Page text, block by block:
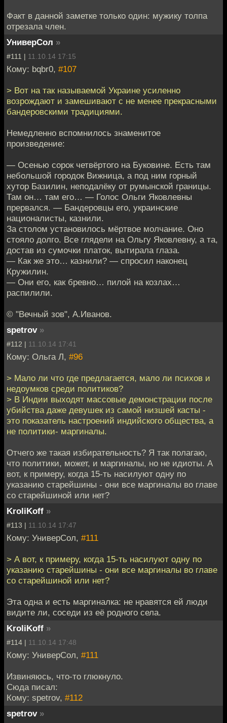
Факт в данной заметке только один: мужику толпа
отрезала член.
УниверСол »
#111 | 11.10.14 17:15
Кому: bqbr0, #107
> Вот на так называемой Украине усиленно
возрождают и замешивают с не менее прекрасными
бандеровскими традициями.
Немедленно вспомнилось знаменитое
произведение:
— Осенью сорок четвёртого на Буковине. Есть там
небольшой городок Вижница, а под ним горный
хутор Базилин, неподалёку от румынской границы.
Там он… там его… — Голос Ольги Яковлевны
прервался. — Бандеровцы его, украинские
националисты, казнили.
За столом установилось мёртвое молчание. Оно
стояло долго. Все глядели на Ольгу Яковлевну, а та,
достав из сумочки платок, вытирала глаза.
— Как же это… казнили? — спросил наконец
Кружилин.
— Они его, как бревно… пилой на козлах…
распилили.
© "Вечный зов", А.Иванов.
spetrov »
#112 | 11.10.14 17:41
Кому: Ольга Л, #96
> Мало ли что где предлагается, мало ли психов и
недоумков среди политиков?
> В Индии выходят массовые демонстрации после
убийства даже девушек из самой низшей касты -
это показатель настроений индийского общества, а
не политики- маргиналы.
Отчего же такая избирательность? Я так полагаю,
что политики, может, и маргиналы, но не идиоты. А
вот, к примеру, когда 15-ть насилуют одну по
указанию старейшины - они все маргиналы во главе
со старейшиной или нет?
KroliKoff »
#113 | 11.10.14 17:47
Кому: УниверСол, #111
> А вот, к примеру, когда 15-ть насилуют одну по
указанию старейшины - они все маргиналы во главе
со старейшиной или нет?
Эта одна и есть маргиналка: не нравятся ей люди
видите ли, соседи из её родного села.
KroliKoff »
#114 | 11.10.14 17:48
Кому: УниверСол, #111
Извиняюсь, что-то глюкнуло.
Сюда писал:
Кому: spetrov, #112
spetrov »